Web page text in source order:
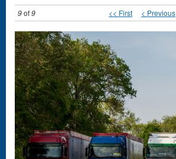
9of9 << First < Previous